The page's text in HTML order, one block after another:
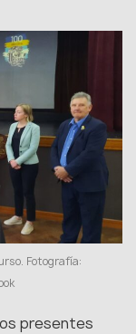
Fotografía:
presentes